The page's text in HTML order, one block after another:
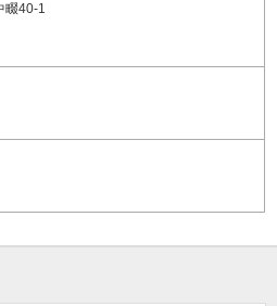
畷40-1